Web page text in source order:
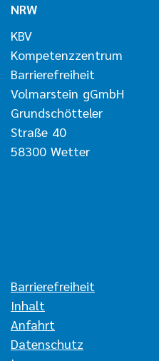
NRW
KBV
Kompetenzzentrum
Barrierefreiheit
Volmarstein gGmbH
Grundschötteler
Straße 40
58300 Wetter
Navigation überspringen
Barrierefreiheit
Inhalt
Anfahrt
Datenschutz